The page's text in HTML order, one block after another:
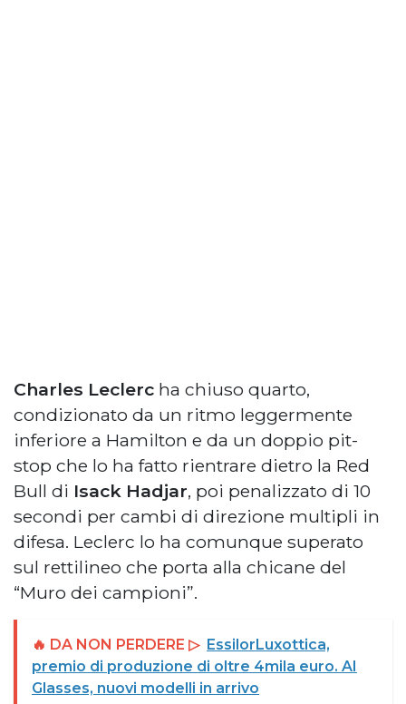
Charles Leclerc ha chiuso quarto,
condizionato da un ritmo leggermente
inferiore a Hamilton e da un doppio pit-
stop che lo ha fatto rientrare dietro la Red
Bull di Isack Hadjar, poi penalizzato di 10
secondi per cambi di direzione multipli in
difesa. Leclerc lo ha comunque superato
sul rettilineo che porta alla chicane del
“Muro dei campioni”.
🔥 DA NON PERDERE ▷ EssilorLuxottica,
premio di produzione di oltre 4mila euro. AI
Glasses, nuovi modelli in arrivo